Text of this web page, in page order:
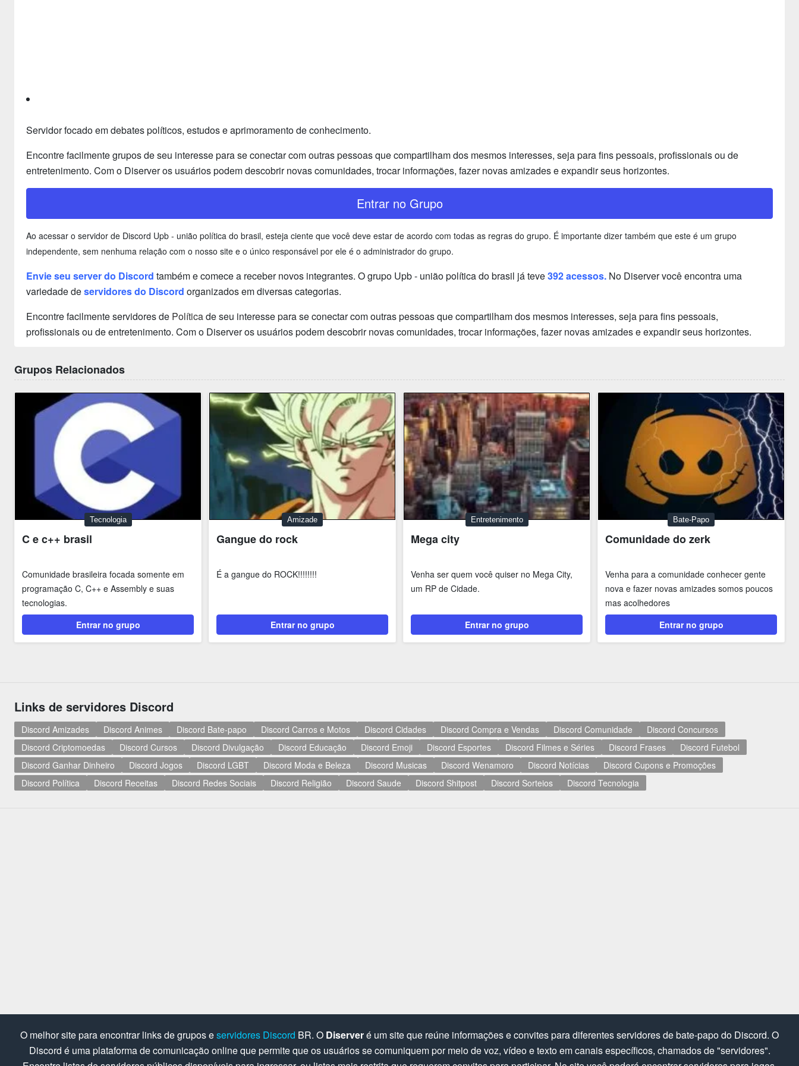
Servidor focado em debates políticos, estudos e aprimoramento de conhecimento.
Encontre facilmente grupos de seu interesse para se conectar com outras pessoas que compartilham dos mesmos interesses, seja para fins pessoais, profissionais ou de
entretenimento. Com o Diserver os usuários podem descobrir novas comunidades, trocar informações, fazer novas amizades e expandir seus horizontes.
Entrar no Grupo
Ao acessar o servidor de Discord Upb - união política do brasil, esteja ciente que você deve estar de acordo com todas as regras do grupo. É importante dizer também que este é um grupo
independente, sem nenhuma relação com o nosso site e o único responsável por ele é o administrador do grupo.
Envie seu server do Discord também e comece a receber novos integrantes. O grupo Upb - união política do brasil já teve392 acessos. No Diserver você encontra uma
variedade deservidores do Discord organizados em diversas categorias.
Encontre facilmente servidores de Políticade seu interesse para se conectar com outras pessoas que compartilham dos mesmos interesses, seja para fins pessoais,
profissionais ou de entretenimento. Com o Diserver os usuários podem descobrir novas comunidades, trocar informações, fazer novas amizades e expandir seus horizontes.
Grupos Relacionados
Tecnologia
C e c++ brasil
Comunidade brasileira focada somente em
programação C, C++ e Assembly e suas
tecnologias.
Entrar no grupo
Amizade
Gangue do rock
É a gangue do ROCK!!!!!!!!
Entrar no grupo
Entretenimento
Mega city
Venha ser quem você quiser no Mega City,
um RP de Cidade.
Entrar no grupo
Bate-Papo
Comunidade do zerk
Venha para a comunidade conhecer gente
nova e fazer novas amizades somos poucos
mas acolhedores
Entrar no grupo
Links de servidores Discord
Discord Amizades Discord Animes Discord Bate-papo Discord Carros e Motos Discord Cidades Discord Compra e Vendas Discord Comunidade
Discord Concursos
Discord Criptomoedas
Discord Cursos Discord Divulgação Discord Educação Discord Emoji Discord Esportes Discord Filmes e Séries Discord Frases
Discord Futebol
Discord Ganhar Dinheiro
Discord Jogos Discord LGBT Discord Moda e Beleza Discord Musicas Discord Wenamoro Discord Notícias
Discord Cupons e Promoções
Discord Política
Discord Receitas Discord Redes Sociais Discord Religião Discord Saude Discord Shitpost Discord Sorteios Discord Tecnologia
O melhor site para encontrar links de grupos eservidores Discord BR. O Diserveré um site que reúne informações e convites para diferentes servidores de bate-papo do Discord. O
Discord é uma plataforma de comunicação online que permite que os usuários se comuniquem por meio de voz, vídeo e texto em canais específicos, chamados de "servidores".